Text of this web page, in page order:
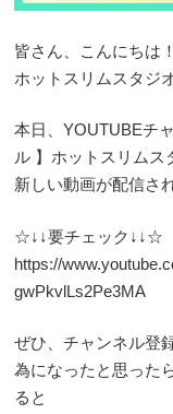
皆さん、こんにちは！
ホットスリムスタジ
本日、YOUTUBEチ
ル 】ホットスリムス
新しい動画が配信さ
☆↓↓要チェック↓↓☆
https://
gwPkvlLs2Pe3MA
ぜひ、チャンネル登
為になったと思った
ると